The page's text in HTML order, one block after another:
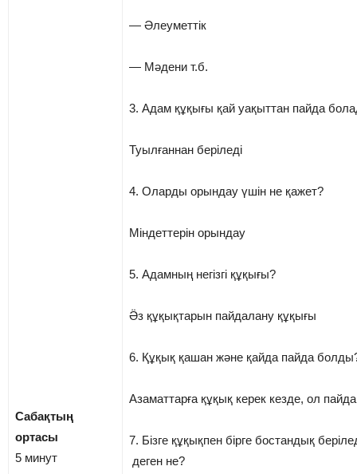
Сабақтың
ортасы
5 минут
— Әлеуметтік
— Мәдени т.б.
3. Адам құқығы қай уақыттан пайда
Туылғаннан беріледі
4. Оларды орындау үшін не қажет?
Міндеттерін орындау
5. Адамның негізгі құқығы?
Ӛз құқықтарын пайдалану құқығы
6. Құқық қашан және қайда пайда
Азаматтарға құқық керек кезде, ол
7. Бізге құқықпен бірге бостандық
деген не?